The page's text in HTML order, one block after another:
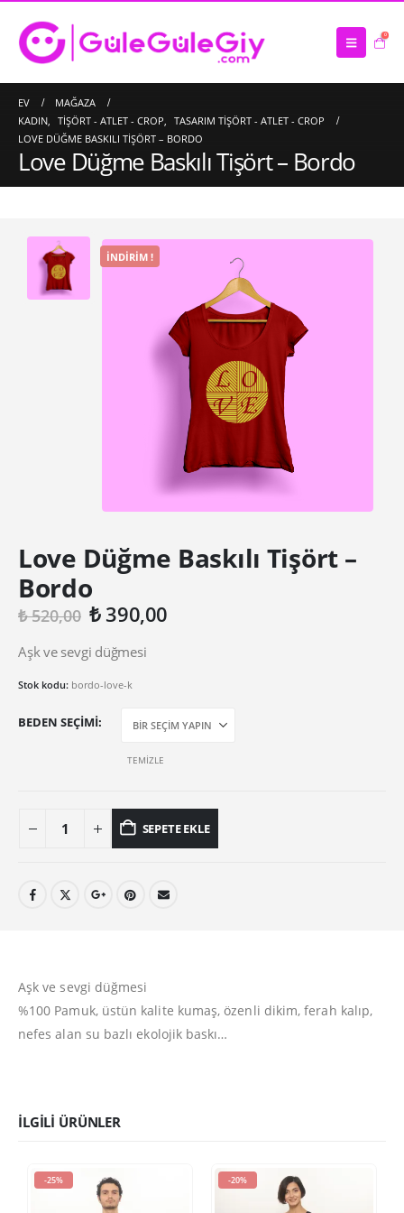
0
EV
MAĞAZA
KADIN, TIŞÖRT - ATLET - CROP, TASARIM TIŞÖRT - ATLET - CROP
LOVE DÜĞME BASKILI TIŞÖRT – BORDO
Love Düğme Baskılı Tişört – Bordo
İNDIRIM !
Love Düğme Baskılı Tişört –
Bordo
₺520,00 Orijinal
₺ 520,00.
₺390,00Şu
Aşk ve sevgi düğmesi
Stok kodu: bordo-love-k
BEDEN SEÇIMI
TEMIZLE
SEPETE EKLE
Aşk ve sevgi düğmesi
%100 Pamuk, üstün kalite kumaş, özenli dikim, ferah kalıp,
nefes alan su bazlı ekolojik baskı…
İLGILI ÜRÜNLER
-25% -20%